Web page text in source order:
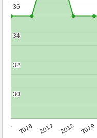
2016 2017 2018 2019
30
30
32
32
34
34
36
36